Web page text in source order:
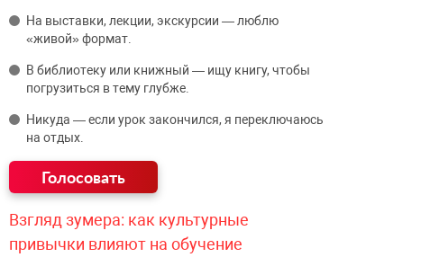
На выставки, лекции, экскурсии — люблю
«живой» формат.
В библиотеку или книжный — ищу книгу, чтобы
погрузиться в тему глубже.
Никуда — если урок закончился, я переключаюсь
на отдых.
Взгляд зумера: как культурные
привычки влияют на обучение